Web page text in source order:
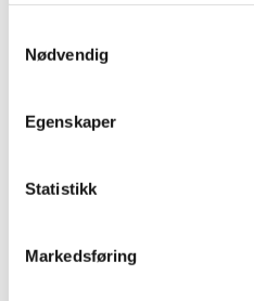
Nødvendig
Egenskaper
Statistikk
Markedsføring
Nå må offentlige